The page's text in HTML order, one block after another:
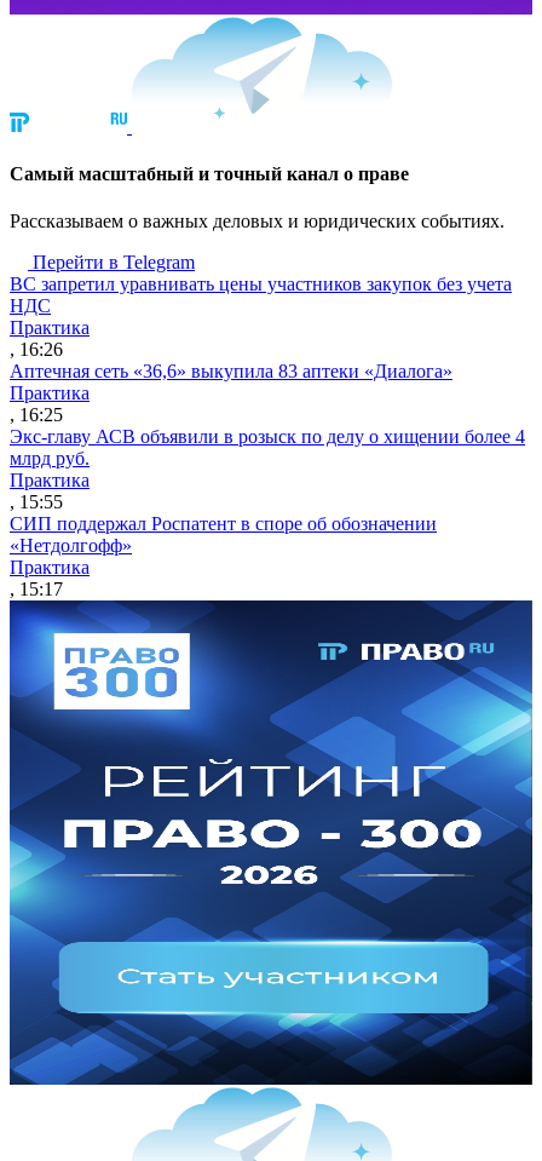
Cамый масштабный и точный канал о праве
Рассказываем о важных деловых и юридических событиях.
Перейти в Telegram
ВС запретил уравнивать цены участников закупок без учета
НДС
Практика
, 16:26
Аптечная сеть «36,6» выкупила 83 аптеки «Диалога»
Практика
, 16:25
Экс-главу АСВ объявили в розыск по делу о хищении более 4
млрд руб.
Практика
, 15:55
СИП поддержал Роспатент в споре об обозначении
«Нетдолгофф»
Практика
, 15:17